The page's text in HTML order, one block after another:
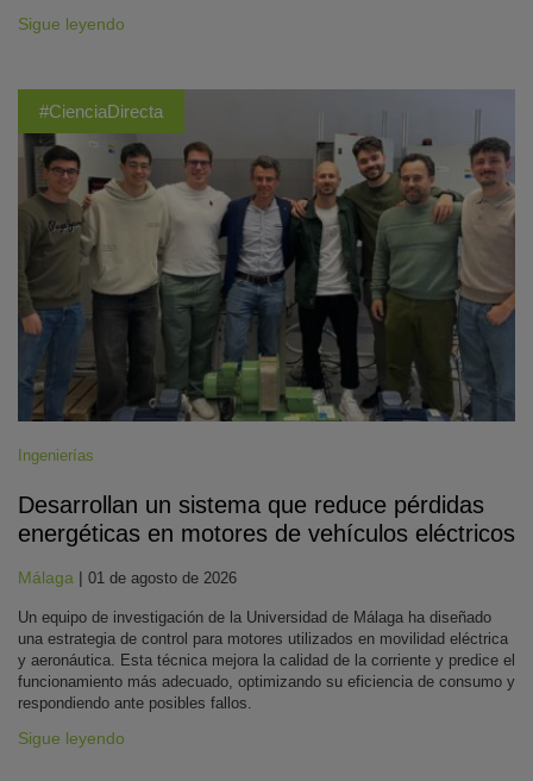
Sigue leyendo
#CienciaDirecta
Ingenierías
Desarrollan un sistema que reduce pérdidas
energéticas en motores de vehículos eléctricos
Málaga | 01 de agosto de 2026
Un equipo de investigación de la Universidad de Málaga ha diseñado
una estrategia de control para motores utilizados en movilidad eléctrica
y aeronáutica. Esta técnica mejora la calidad de la corriente y predice el
funcionamiento más adecuado, optimizando su eficiencia de consumo y
respondiendo ante posibles fallos.
Sigue leyendo